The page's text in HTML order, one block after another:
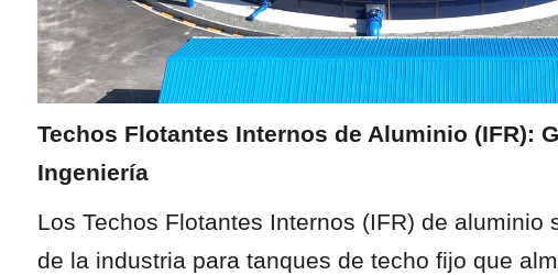
Techos Flotantes Internos de Aluminio (IFR):
Ingeniería
Los Techos Flotantes Internos (IFR) de aluminio
de la industria para tanques de techo fijo que